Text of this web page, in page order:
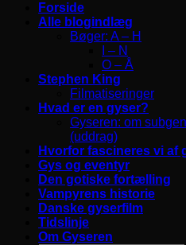
Forside
Alle blogindlæg
Bøger: A – H
I – N
O – Å
Stephen King
Filmatiseringer
Hvad er en gyser?
Gyseren: om
(uddrag)
Hvorfor fascineres vi af
Gys og eventyr
Den gotiske fortælling
Vampyrens historie
Danske gyserfilm
Tidslinje
Om Gyseren